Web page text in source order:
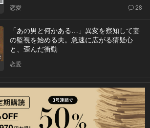
恋愛 28
「あの男と何かある…」異変を察知して妻
の監視を始める夫。急速に広がる猜疑心
と、歪んだ衝動
恋愛